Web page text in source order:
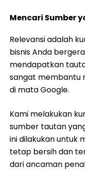
Mencari Sumber
Relevansi adalah
bisnis Anda
mendapatkan
sangat membantu
di mata Google.
Kami melakukan
sumber tautan
ini dilakukan untuk
tetap bersih dan
dari ancaman